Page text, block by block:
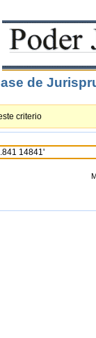
de
criterio